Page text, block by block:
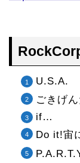
U.S.A.
ごきげ
if…
Do it!宙